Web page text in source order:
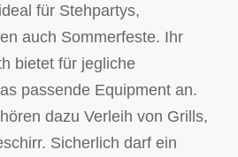
für Stehpartys,
auch Sommerfeste. Ihr
bietet für jegliche
passende Equipment an.
dazu Verleih von Grills,
Sicherlich darf ein